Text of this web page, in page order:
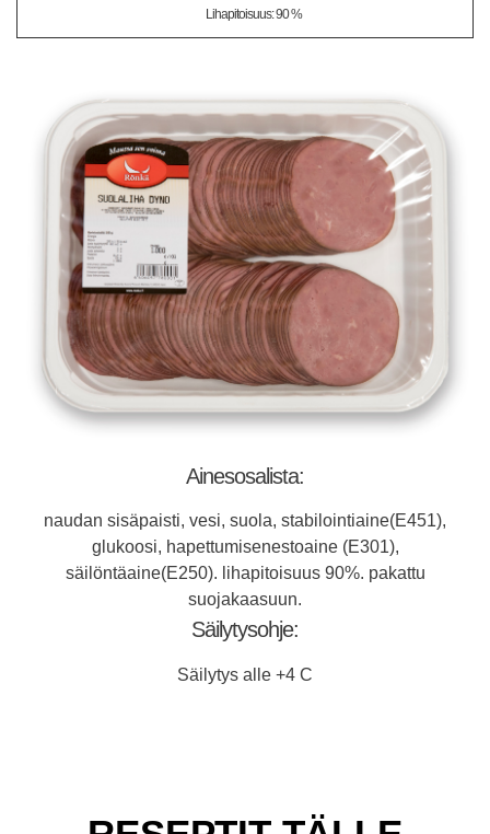
Ainesosalista:
naudan sisäpaisti, vesi, suola, stabilointiaine(E451),
glukoosi, hapettumisenestoaine (E301),
säilöntäaine(E250). lihapitoisuus 90%. pakattu
suojakaasuun.
Säilytysohje:
Säilytys alle +4 C
Lihapitoisuus: 90 %